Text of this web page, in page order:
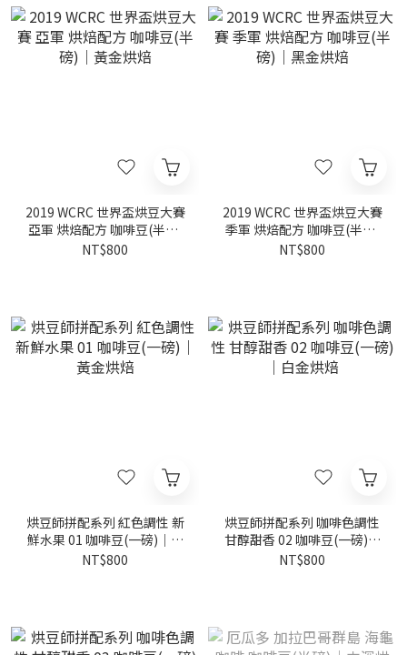
2019 WCRC 世界盃烘豆大賽
亞軍 烘焙配方 咖啡豆(半磅)
｜黃金烘焙
NT$800
2019 WCRC 世界盃烘豆大賽
季軍 烘焙配方 咖啡豆(半磅)
｜黑金烘焙
NT$800
烘豆師拼配系列 紅色調性 新
鮮水果 01 咖啡豆(一磅)｜黃
金烘焙
NT$800
烘豆師拼配系列 咖啡色調性
甘醇甜香 02 咖啡豆(一磅)｜
白金烘焙
NT$800